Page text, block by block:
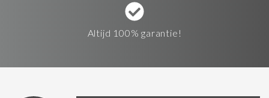
Altijd 100% garantie!